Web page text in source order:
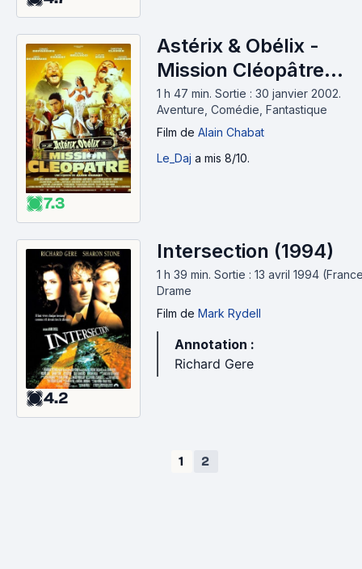
7.3
Astérix & Obélix -
Mission Cléopâtre
(2002)
1 h 47 min. Sortie : 30 janvier 2002.
Aventure, Comédie, Fantastique
Film de Alain Chabat
Le_Daj a mis 8/10.
4.2
Intersection (1994)
1 h 39 min. Sortie : 13 avril 1994
Drame
Film de Mark Rydell
Annotation :
Richard Gere
1 2